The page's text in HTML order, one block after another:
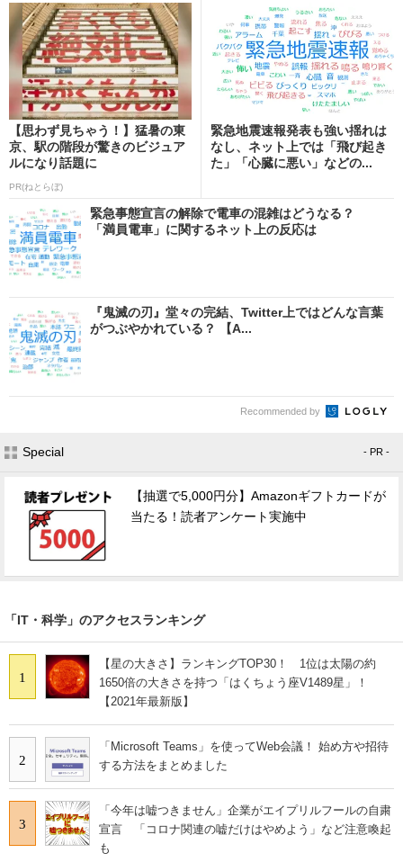
【思わず見ちゃう！】猛暑の東
京、駅の階段が驚きのビジュア
ルになり話題に
PR(ねとらぼ)
緊急地震速報発表も強い揺れは
なし、ネット上では「飛び起き
た」「心臓に悪い」などの...
緊急事態宣言の解除で電車の混雑はどうなる？
「満員電車」に関するネット上の反応は
『鬼滅の刃』堂々の完結、Twitter上ではどんな言葉
がつぶやかれている？ 【A...
Recommended by
Special - PR -
【抽選で5,000円分】Amazonギフトカードが
当たる！読者アンケート実施中
「IT・科学」のアクセスランキング
1
【星の大きさ】ランキングTOP30！ 1位は太陽の約
1650倍の大きさを持つ「はくちょう座V1489星」！
【2021年最新版】
2
「Microsoft Teams」を使ってWeb会議！ 始め方や招待
する方法をまとめました
3
「今年は嘘つきません」企業がエイプリルフールの自粛
宣言 「コロナ関連の嘘だけはやめよう」など注意喚起
も